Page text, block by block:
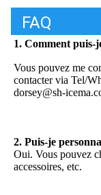
FAQ
1. Comment puis-
Vous pouvez me
contacter via Tel/
dorsey@sh-
2. Puis-je
Oui. Vous pouvez
accessoires, etc.